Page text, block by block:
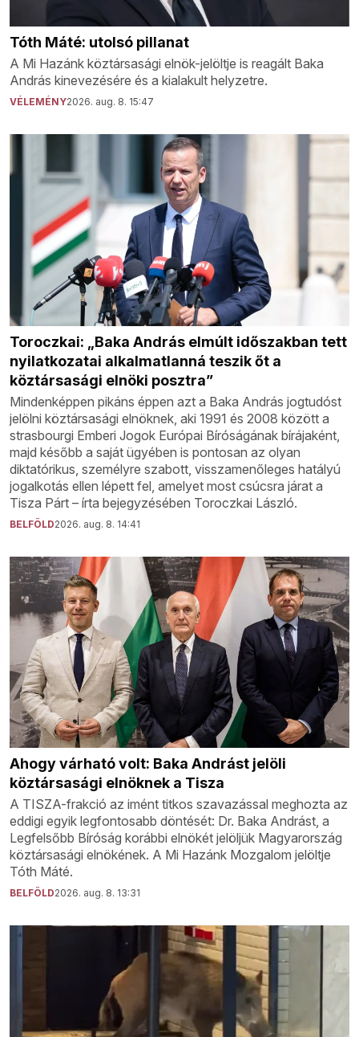
Tóth Máté: utolsó pillanat
A Mi Hazánk köztársasági elnök-jelöltje is reagált Baka
András kinevezésére és a kialakult helyzetre.
VÉLEMÉNY2026. aug. 8. 15:47
Toroczkai: „Baka András elmúlt időszakban tett
nyilatkozatai alkalmatlanná teszik őt a
köztársasági elnöki posztra”
Mindenképpen pikáns éppen azt a Baka András jogtudóst
jelölni köztársasági elnöknek, aki 1991 és 2008 között a
strasbourgi Emberi Jogok Európai Bíróságának bírájaként,
majd később a saját ügyében is pontosan az olyan
diktatórikus, személyre szabott, visszamenőleges hatályú
jogalkotás ellen lépett fel, amelyet most csúcsra járat a
Tisza Párt – írta bejegyzésében Toroczkai László.
BELFÖLD2026. aug. 8. 14:41
Ahogy várható volt: Baka Andrást jelöli
köztársasági elnöknek a Tisza
A TISZA-frakció az imént titkos szavazással meghozta az
eddigi egyik legfontosabb döntését: Dr. Baka Andrást, a
Legfelsőbb Bíróság korábbi elnökét jelöljük Magyarország
köztársasági elnökének. A Mi Hazánk Mozgalom jelöltje
Tóth Máté.
BELFÖLD2026. aug. 8. 13:31